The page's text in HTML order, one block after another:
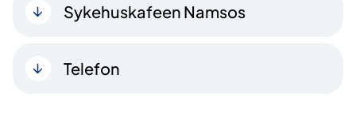
Sykehuskafeen Namsos
Telefon